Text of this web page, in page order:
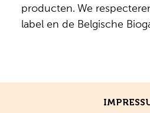
producten. We
label en de Belgische